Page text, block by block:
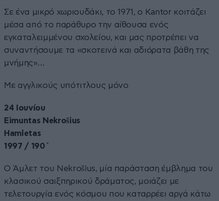
Σε ένα µικρό χωριουδάκι, το 1971, ο Kantor κοιτάζει
µέσα από το παράθυρο την αίθουσα ενός
εγκαταλειμμένου σχολείου, και μας προτρέπει να
συναντήσουμε τα «σκοτεινά και αδιόρατα βάθη της
µνήµης»…
Με αγγλικούς υπότιτλους μόνο
24 Ιουνίου
Eimuntas Nekrošius
Hamletas
1997 / 190΄
Ο Άμλετ του Nekrošius, μία παράσταση έμβλημα του
κλασικού σαιξπηρικού δράματος, μοιάζει με
τελετουργία ενός κόσμου που καταρρέει αργά κάτω